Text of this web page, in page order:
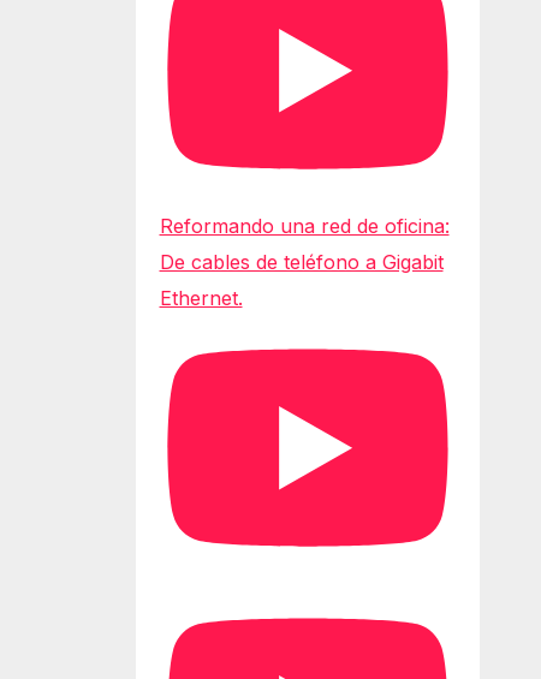
Reformando una red de oficina:
De cables de teléfono a Gigabit
Ethernet.